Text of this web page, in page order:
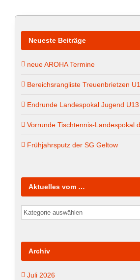
Neueste Beiträge
neue AROHA Termine
Bereichsrangliste Treuenbrietzen
Endrunde Landespokal Jugend U13
Vorrunde Tischtennis-Landespokal
Frühjahrsputz der SG Geltow
Aktuelles vom …
Aktuelles
vom
Archiv
Juli 2026